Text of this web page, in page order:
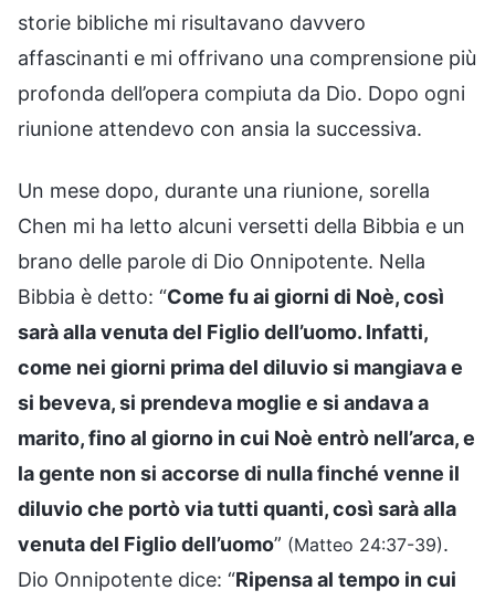
storie bibliche mi risultavano davvero
affascinanti e mi offrivano una comprensione più
profonda dell’opera compiuta da Dio. Dopo ogni
riunione attendevo con ansia la successiva.
Un mese dopo, durante una riunione, sorella
Chen mi ha letto alcuni versetti della Bibbia e un
brano delle parole di Dio Onnipotente. Nella
Bibbia è detto: “Come fu ai giorni di Noè, così
sarà alla venuta del Figlio dell’uomo. Infatti,
come nei giorni prima del diluvio si mangiava e
si beveva, si prendeva moglie e si andava a
marito, fino al giorno in cui Noè entrò nell’arca, e
la gente non si accorse di nulla finché venne il
diluvio che portò via tutti quanti, così sarà alla
venuta del Figlio dell’uomo” (Matteo 24:37-39).
Dio Onnipotente dice: “Ripensa al tempo in cui